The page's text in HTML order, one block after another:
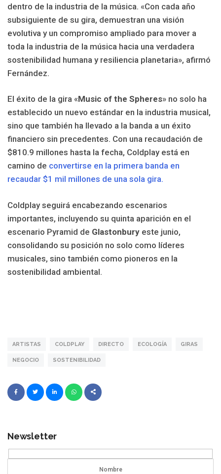
dentro de la industria de la música. «Con cada año
subsiguiente de su gira, demuestran una visión
evolutiva y un compromiso ampliado para mover a
toda la industria de la música hacia una verdadera
sostenibilidad humana y resiliencia planetaria», afirmó
Fernández.
El éxito de la gira «Music of the Spheres» no solo ha
establecido un nuevo estándar en la industria musical,
sino que también ha llevado a la banda a un éxito
financiero sin precedentes. Con una recaudación de
$810.9 millones hasta la fecha, Coldplay está en
camino de convertirse en la primera banda en
recaudar $1 mil millones de una sola gira.
Coldplay seguirá encabezando escenarios
importantes, incluyendo su quinta aparición en el
escenario Pyramid de Glastonbury este junio,
consolidando su posición no solo como líderes
musicales, sino también como pioneros en la
sostenibilidad ambiental.
ARTISTAS COLDPLAY DIRECTO ECOLOGÍA GIRAS
NEGOCIO SOSTENIBILIDAD
Newsletter